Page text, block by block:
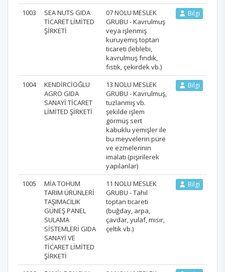
1003
SEA NUTS GIDA
TİCARET LİMİTED
ŞİRKETİ
07 NOLU MESLEK
GRUBU - Kavrulmuş
veya işlenmiş
kuruyemiş toptan
ticareti (leblebi,
kavrulmuş fındık,
fıstık, çekirdek vb.)
Bilgi
1004
KENDİRCİOĞLU
AGRO GIDA
SANAYİ TİCARET
LİMİTED ŞİRKETİ
13 NOLU MESLEK
GRUBU - Kavrulmuş,
tuzlanmış vb.
şekilde işlem
görmüş sert
kabuklu yemişler ile
bu meyvelerin püre
ve ezmelerinin
imalatı (pişirilerek
yapılanlar)
Bilgi
1005
MİA TOHUM
TARIM ÜRÜNLERİ
TAŞIMACILIK
GÜNEŞ PANEL
SULAMA
SİSTEMLERİ GIDA
SANAYİ VE
TİCARET LİMİTED
ŞİRKETİ
11 NOLU MESLEK
GRUBU - Tahıl
toptan ticareti
(buğday, arpa,
çavdar, yulaf, mısır,
çeltik vb.)
Bilgi